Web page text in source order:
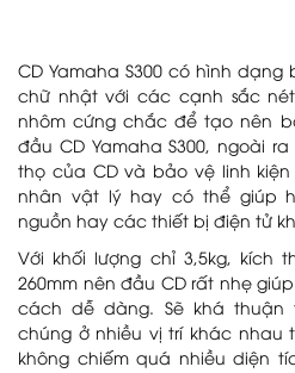
CD Yamaha S300 có hình
chữ nhật với các cạnh sắc
nhôm cứng chắc để tạo nên
đầu CD Yamaha S300, ngoài
thọ của CD và bảo vệ linh
nhân vật lý hay có thể giúp
nguồn hay các thiết bị điện tử
Với khối lượng chỉ 3,5kg, kích
260mm nên đầu CD rất nhẹ
cách dễ dàng. Sẽ khá thuận
chúng ở nhiều vị trí khác nhau
không chiếm quá nhiều diện